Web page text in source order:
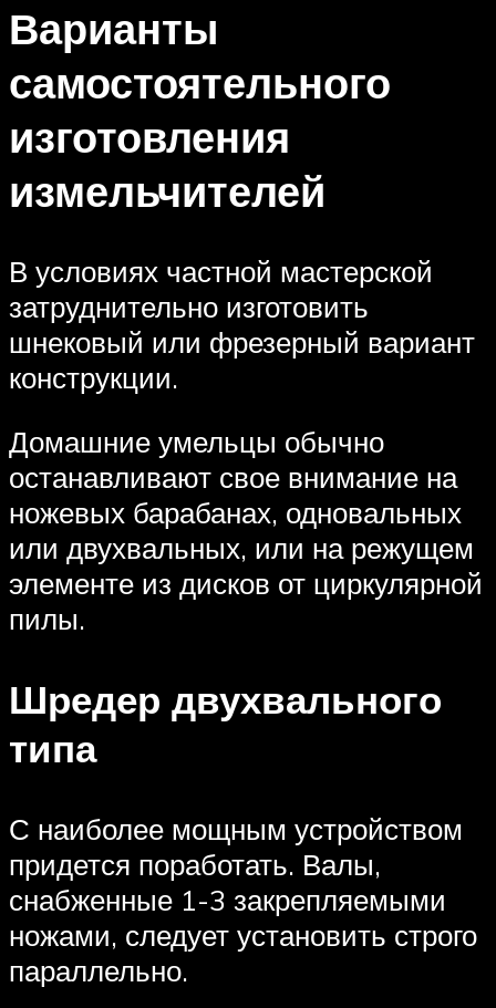
Варианты
самостоятельного
изготовления
измельчителей
В условиях частной мастерской
затруднительно изготовить
шнековый или фрезерный вариант
конструкции.
Домашние умельцы обычно
останавливают свое внимание на
ножевых барабанах, одновальных
или двухвальных, или на режущем
элементе из дисков от циркулярной
пилы.
Шредер двухвального
типа
С наиболее мощным устройством
придется поработать. Валы,
снабженные 1-3 закрепляемыми
ножами, следует установить строго
параллельно.